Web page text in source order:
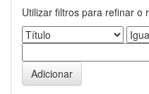
Utilizar filtros para refinar o